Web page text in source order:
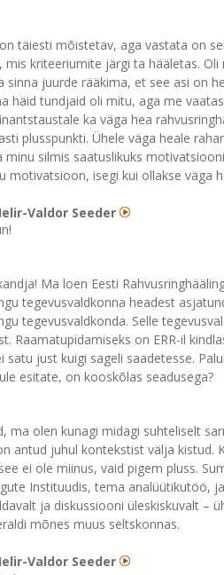
täiesti mõistetav, aga vastata on
mis kriteeriumite järgi ta hääletas.
sinna juurde rääkima, et see asi on
häid tundjaid oli mitu, aga me
ka väga hea
plusspunkti. Ühele väga heale
minu silmis saatuslikuks
motivatsioon, isegi kui ollakse väga
Valdor Seeder
Ma loen Eesti
tegevusvaldkonna headest
tegevusvaldkonda. Selle
Raamatupidamiseks on ERR-il
satu just kuigi sageli saadetesse.
esitate, on kooskõlas seadusega?
ma olen kunagi midagi suhteliselt
antud juhul kontekstist välja
ei ole miinus, vaid pigem pluss.
Instituudis, tema analüütikutöö,
ja diskussiooni üleskiskuvalt –
mõnes muus seltskonnas.
Valdor Seeder